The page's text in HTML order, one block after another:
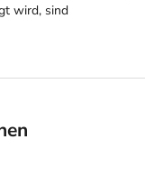
wird, sind